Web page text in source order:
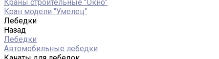
Краны строительные "Окно"
Кран модели "Умелец"
Лебедки
Назад
Лебедки
Автомобильные лебедки